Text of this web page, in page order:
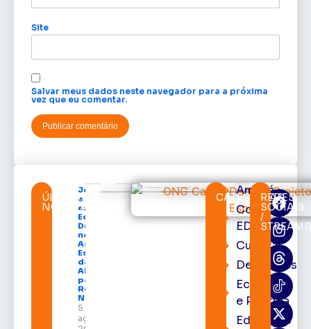
Site
Salvar meus dados neste navegador para a próxima
vez que eu comentar.
ÚLTIMAS
NOTÍCIAS
Jornalista
e cronista
esportivo
Edinho
Duarte é
nomeado
Assessor
Especial
da
ABRACE
para a
Região
Norte
5 de
agosto de
CATEGORIAS
Amapá
Cortes
EDcast
Cultura
Destaques
Economia
e Política
Educação
REDES
SOCIAIS
/
STREAMS